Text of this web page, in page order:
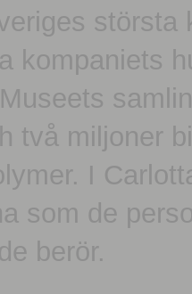
största
kompaniets
två miljoner
I
som de
berör.